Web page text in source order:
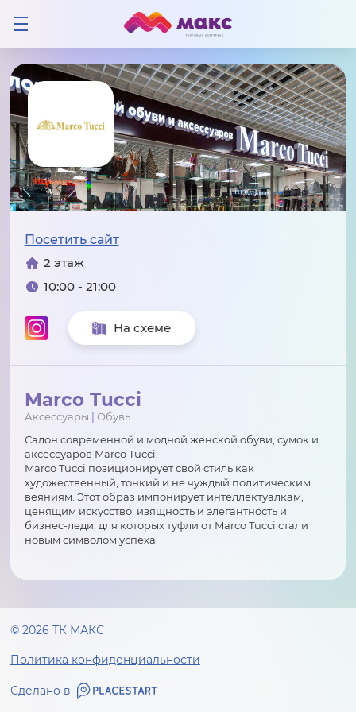
Посетить сайт
2 этаж
10:00 - 21:00
На схеме
Marco Tucci
Аксессуары | Обувь
Салон современной и модной женской обуви, сумок и
аксессуаров Marco Tucci.
Marco Tucci позиционирует свой стиль как
художественный, тонкий и не чуждый политическим
веяниям. Этот образ импонирует интеллектуалкам,
ценящим искусство, изящность и элегантность и
бизнес-леди, для которых туфли от Marco Tucci стали
новым символом успеха.
© 2026 ТК МАКС
Политика конфиденциальности
Сделано в